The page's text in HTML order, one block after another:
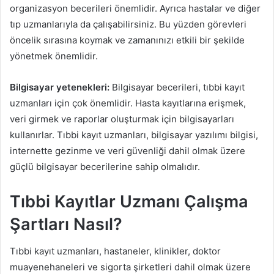
organizasyon becerileri önemlidir. Ayrıca hastalar ve diğer
tıp uzmanlarıyla da çalışabilirsiniz. Bu yüzden görevleri
öncelik sırasına koymak ve zamanınızı etkili bir şekilde
yönetmek önemlidir.
Bilgisayar yetenekleri: Bilgisayar becerileri, tıbbi kayıt
uzmanları için çok önemlidir. Hasta kayıtlarına erişmek,
veri girmek ve raporlar oluşturmak için bilgisayarları
kullanırlar. Tıbbi kayıt uzmanları, bilgisayar yazılımı bilgisi,
internette gezinme ve veri güvenliği dahil olmak üzere
güçlü bilgisayar becerilerine sahip olmalıdır.
Tıbbi Kayıtlar Uzmanı Çalışma
Şartları Nasıl?
Tıbbi kayıt uzmanları, hastaneler, klinikler, doktor
muayenehaneleri ve sigorta şirketleri dahil olmak üzere